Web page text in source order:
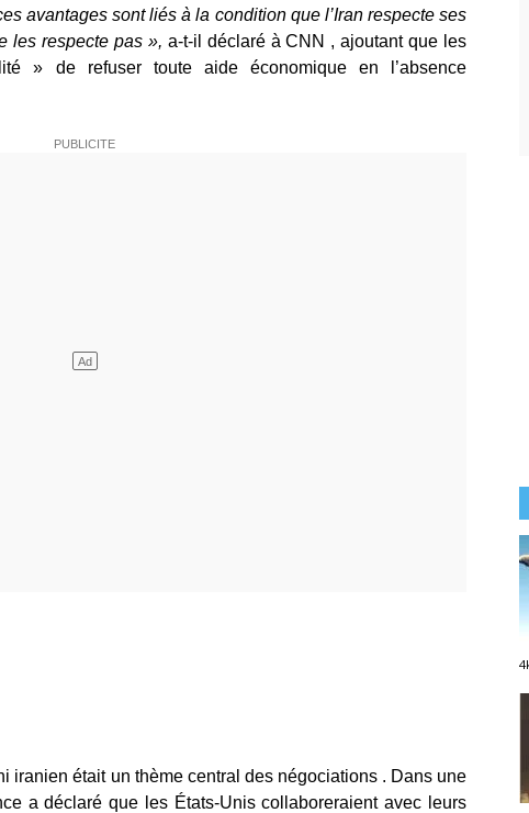
avantages sont liés à la condition que l’Iran respecte ses
les respecte pas », a-t-il déclaré à CNN , ajoutant que les
» de refuser toute aide économique en l’absence
iranien était un thème central des négociations . Dans une
a déclaré que les États-Unis collaboreraient avec leurs